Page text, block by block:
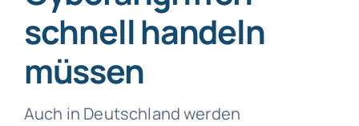
schnell handeln
müssen
Auch in Deutschland werden